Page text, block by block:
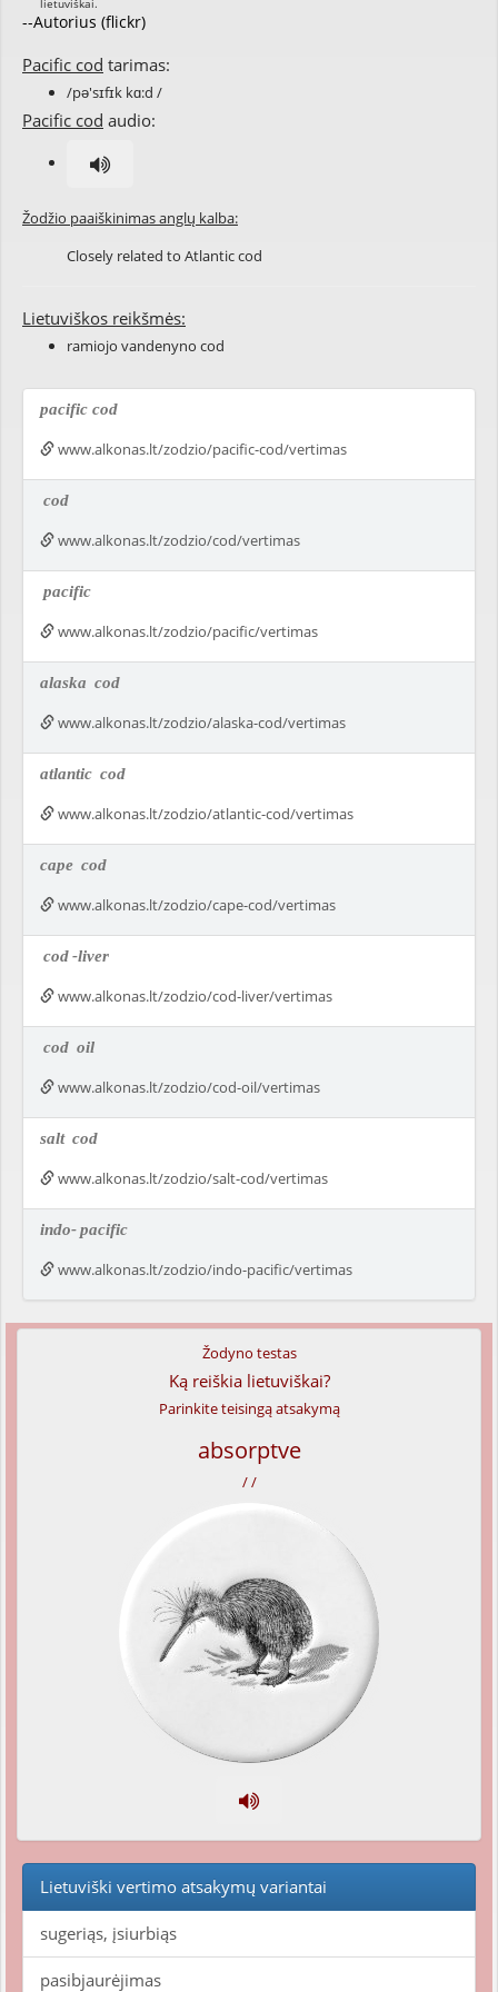
--Autorius (flickr)
Pacific cod tarimas:
/pə'sɪfɪk kɑ:d /
Pacific cod audio:
Žodžio paaiškinimas anglų kalba:
Closely related to Atlantic cod
Lietuviškos reikšmės:
ramiojo vandenyno cod
pacific cod
www.alkonas.lt/zodzio/pacific-cod/vertimas
cod
www.alkonas.lt/zodzio/cod/vertimas
pacific
www.alkonas.lt/zodzio/pacific/vertimas
alaska cod
www.alkonas.lt/zodzio/alaska-cod/vertimas
atlantic cod
www.alkonas.lt/zodzio/atlantic-cod/vertimas
cape cod
www.alkonas.lt/zodzio/cape-cod/vertimas
cod-liver
www.alkonas.lt/zodzio/cod-liver/vertimas
cod oil
www.alkonas.lt/zodzio/cod-oil/vertimas
salt cod
www.alkonas.lt/zodzio/salt-cod/vertimas
indo-pacific
www.alkonas.lt/zodzio/indo-pacific/vertimas
Žodyno testas
Ką reiškia lietuviškai?
Parinkite teisingą atsakymą
absorptve
/ /
Lietuviški vertimo atsakymų variantai
sugeriąs, įsiurbiąs
pasibjaurėjimas